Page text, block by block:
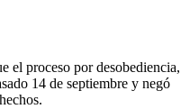
el proceso por desobediencia,
14 de septiembre y negó